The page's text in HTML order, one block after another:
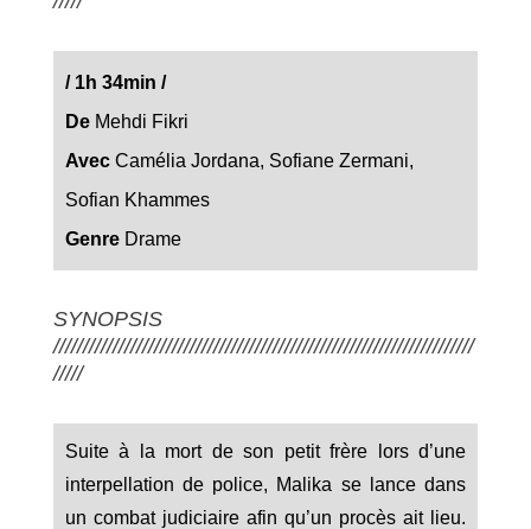
/1h 34min /
DeMehdi Fikri
Avec Camélia Jordana, Sofiane Zermani,
Sofian Khammes
Genre Drame
SYNOPSIS
///////////////////////////////////////////////////////////////////////
/////
Suite à la mort de son petit frère lors d’une
interpellation de police, Malika se lance dans
un combat judiciaire afin qu’un procès ait lieu.